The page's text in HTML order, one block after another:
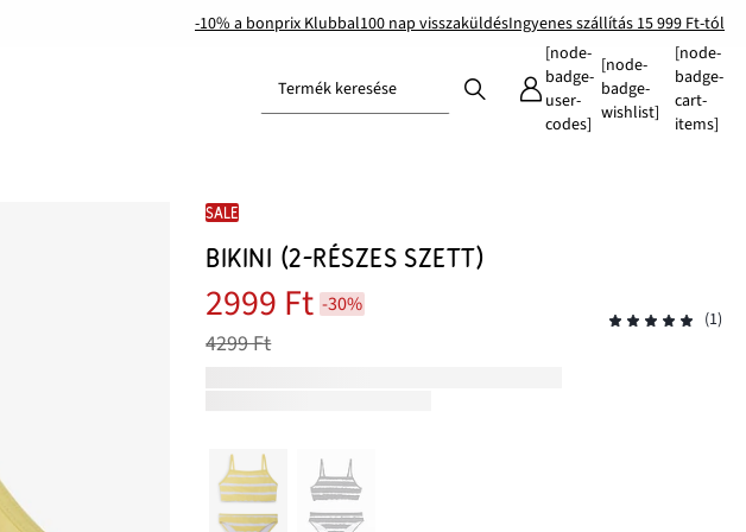
-10% a bonprix Klubbal100 nap visszaküldésIngyenes szállítás 15 999 Ft-tól
Termék keresése
[node-
badge-
user-
codes]
[node-
badge-
wishlist]
[node-
badge-
cart-
items]
SALE
BIKINI (2-RÉSZES SZETT)
2999 Ft -30%
4299 Ft
(1)